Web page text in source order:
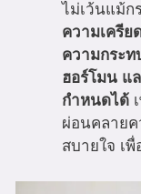
ไม่เว้นแม้ก
ความเครีย
ความกระท
ฮอร์โมน แ
กำหนดได้
ผ่อนคลายค
สบายใจ เ